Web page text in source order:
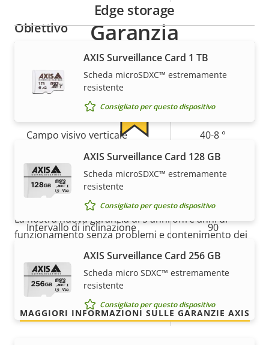
Obiettivo
della
proprietà
Valore
della
proprietà
Lunghezza focale
2.2 - 11.0
mm
Campo visivo orizzontale 71 - 14 °
Campo visivo verticale 40-8 °
Panoramica, inclinazione, zoom
Descrizione
proprietà
Valore
proprietà
Ampiezza di rotazione
Intervallo di inclinazione 90
Giro di ronda -
Zoom ottico
Zoom digitale 12
Edge storage
AXIS Surveillance Card 1 TB
Scheda microSDXC™ estremamente
resistente
Consigliato per questo dispositivo
AXIS Surveillance Card 128 GB
Scheda microSDXC™ estremamente
resistente
Consigliato per questo dispositivo
AXIS Surveillance Card 256 GB
Scheda micro SDXC™ estremamente
resistente
Consigliato per questo dispositivo
Garanzia
5 anni di garanzia per la
massima tranquillità
La nostra nuova garanzia di 5 anni offre anni di
funzionamento senza problemi e contenimento dei
costi. E non ci sono sorprese nascoste nelle clausole
scritte in piccolo: otterrai esattamente quello che
promettiamo.
MAGGIORI INFORMAZIONI SULLE GARANZIE AXIS